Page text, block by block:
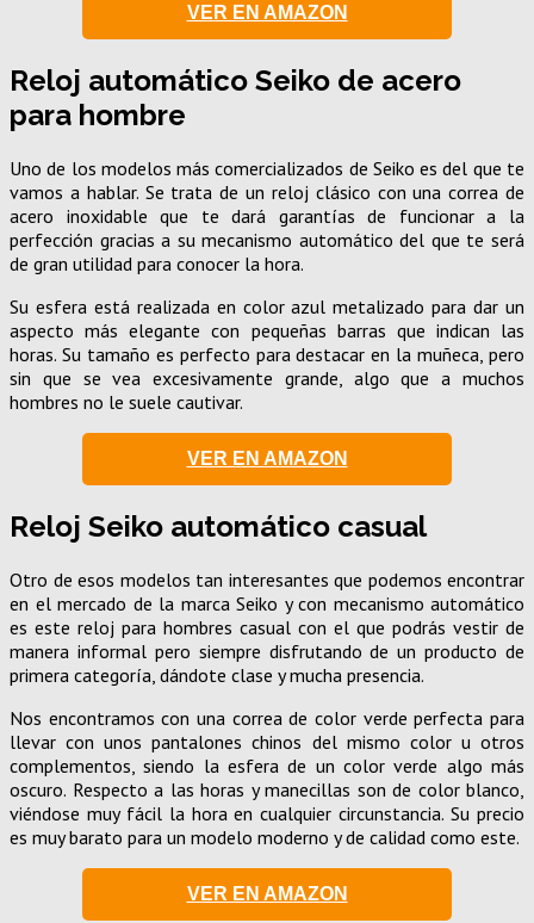
VER EN AMAZON
Reloj automático Seiko de acero
para hombre
Uno de los modelos más comercializados de Seiko es del que te
vamos a hablar. Se trata de un reloj clásico con una correa de
acero inoxidable que te dará garantías de funcionar a la
perfección gracias a su mecanismo automático del que te será
de gran utilidad para conocer la hora.
Su esfera está realizada en color azul metalizado para dar un
aspecto más elegante con pequeñas barras que indican las
horas. Su tamaño es perfecto para destacar en la muñeca, pero
sin que se vea excesivamente grande, algo que a muchos
hombres no le suele cautivar.
VER EN AMAZON
Reloj Seiko automático casual
Otro de esos modelos tan interesantes que podemos encontrar
en el mercado de la marca Seiko y con mecanismo automático
es este reloj para hombres casual con el que podrás vestir de
manera informal pero siempre disfrutando de un producto de
primera categoría, dándote clase y mucha presencia.
Nos encontramos con una correa de color verde perfecta para
llevar con unos pantalones chinos del mismo color u otros
complementos, siendo la esfera de un color verde algo más
oscuro. Respecto a las horas y manecillas son de color blanco,
viéndose muy fácil la hora en cualquier circunstancia. Su precio
es muy barato para un modelo moderno y de calidad como este.
VER EN AMAZON